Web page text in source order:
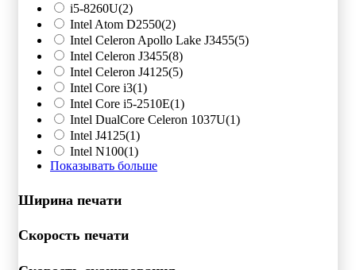
i5-8260U(2)
Intel Atom D2550(2)
Intel Celeron Apollo Lake J3455(5)
Intel Celeron J3455(8)
Intel Celeron J4125(5)
Intel Core i3(1)
Intel Core i5-2510E(1)
Intel DualCore Celeron 1037U(1)
Intel J4125(1)
Intel N100(1)
Показывать больше
Ширина печати
Скорость печати